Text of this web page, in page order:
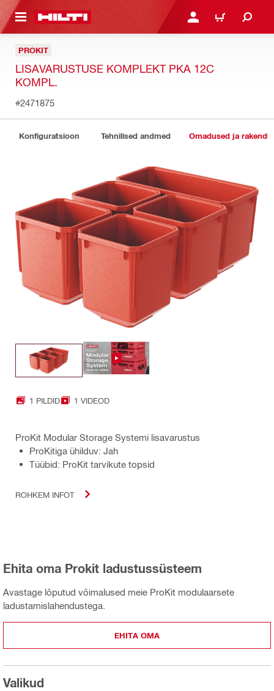
JUURDE LOGI SISSE VÕI
OSTUKORV
PROKIT
LISAVARUSTUSE KOMPLEKT PKA 12C
KOMPL.
#2471875
Konfiguratsioon Tehnilised andmed Omadused ja
1 PILDID 1 VIDEOD
ProKit Modular Storage Systemi lisavarustus
ProKitiga ühilduv: Jah
Tüübid: ProKit tarvikute topsid
ROHKEM INFOT
Ehita oma Prokit ladustussüsteem
Avastage lõputud võimalused meie ProKit modulaarsete
ladustamislahendustega.
EHITA OMA
Valikud